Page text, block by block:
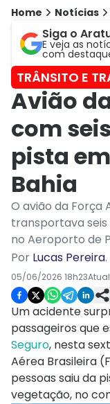
Home Notícias
Siga o
E veja as
com
TRÂNSITO E
Avião
com
pista
Bahia
O avião da Força
transportava seis
no Aeroporto de
Por Lucas Pereira.
05/06/2026 18h23
Um acidente
passageiros que
Seguro, nesta
Aérea Brasileira
pessoas saiu da
vegetação, no